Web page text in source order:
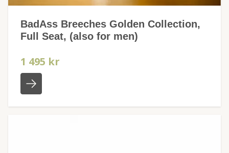
BadAss Breeches Golden Collection,
Full Seat, (also for men)
1 495 kr